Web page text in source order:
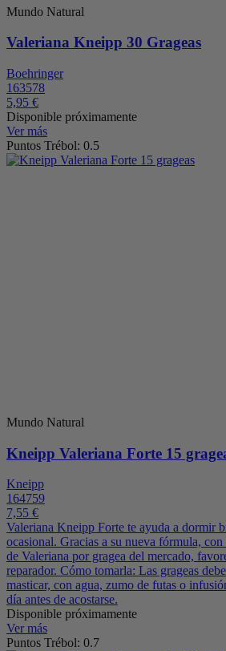
Mundo Natural
Valeriana Kneipp 30 Grageas
Boehringer
163578
5,95 €
Disponible próximamente
Ver más
Puntos Trébol: 0.5
Mundo Natural
Kneipp Valeriana Forte 15
Kneipp
164759
7,55 €
Valeriana Kneipp Forte te ayuda a dormir
ocasional. Gracias a su nueva fórmula,
de Valeriana por gragea del mercado,
reparador. Cómo tomarla: Las grageas
masticar, con agua, zumo de futas o
día antes de acostarse.
Disponible próximamente
Ver más
Puntos Trébol: 0.7